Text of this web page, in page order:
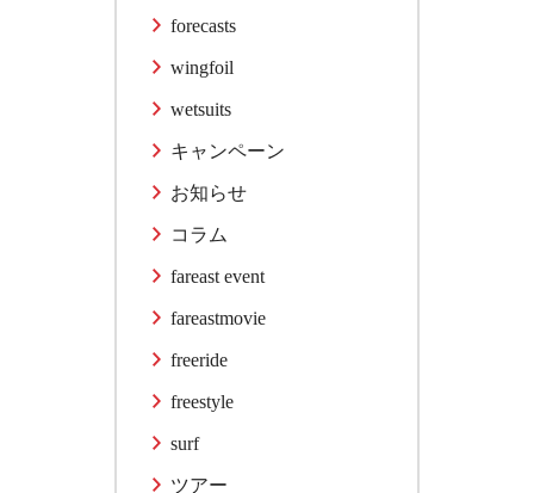
forecasts
wingfoil
wetsuits
キャンペーン
お知らせ
コラム
fareast event
fareastmovie
freeride
freestyle
surf
ツアー